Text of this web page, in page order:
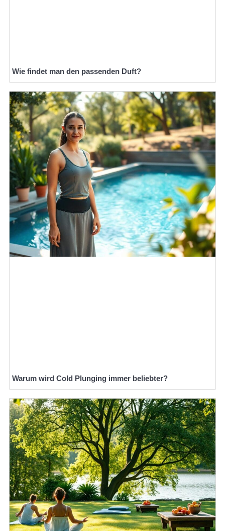
Wie findet man den passenden Duft?
Warum wird Cold Plunging immer beliebter?